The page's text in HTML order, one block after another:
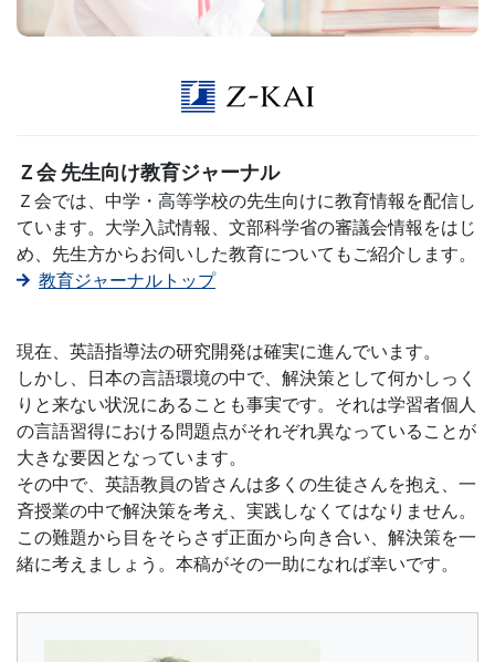
サ
ス』
の
ペ
ー
ジ。
学
校
の
先
Ｚ会 先生向け教育ジャーナル
Ｚ会では、中学・高等学校の先生向けに教育情報を配信し
ています。大学入試情報、文部科学省の審議会情報をはじ
め、先生方からお伺いした教育についてもご紹介します。
教育ジャーナルトップ
現在、英語指導法の研究開発は確実に進んでいます。
しかし、日本の言語環境の中で、解決策として何かしっく
りと来ない状況にあることも事実です。それは学習者個人
の言語習得における問題点がそれぞれ異なっていることが
大きな要因となっています。
その中で、英語教員の皆さんは多くの生徒さんを抱え、一
斉授業の中で解決策を考え、実践しなくてはなりません。
この難題から目をそらさず正面から向き合い、解決策を一
緒に考えましょう。本稿がその一助になれば幸いです。